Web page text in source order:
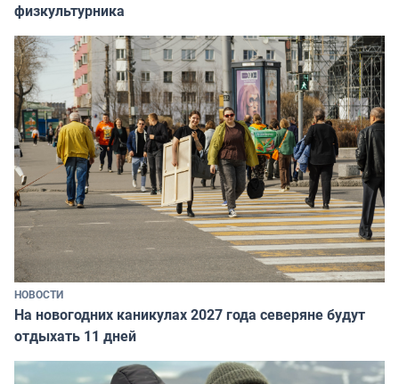
физкультурника
НОВОСТИ
На новогодних каникулах 2027 года северяне будут
отдыхать 11 дней